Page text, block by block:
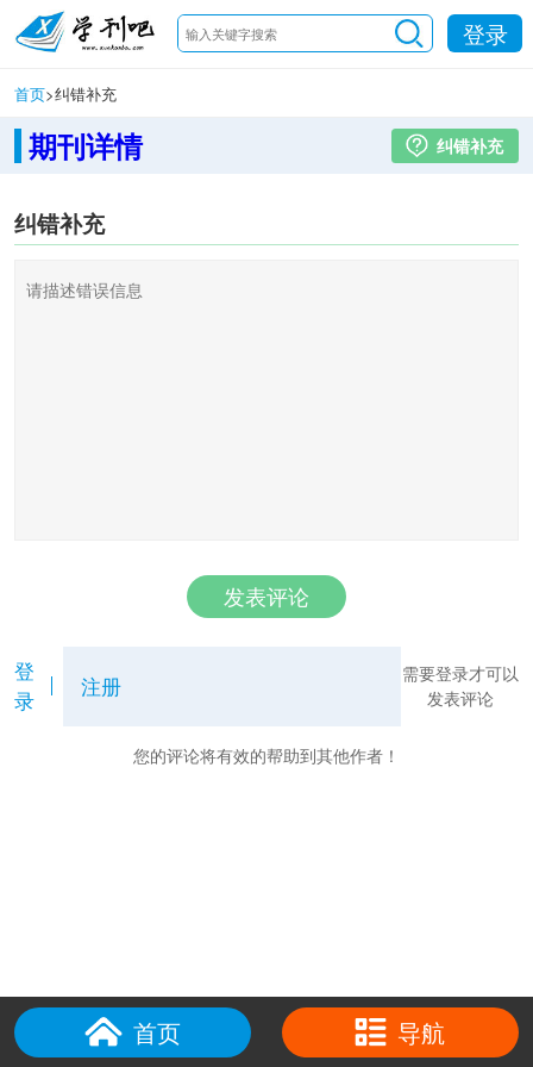
登录
首页>纠错补充
期刊详情 纠错补充
纠错补充
发表评论
登
录
注册
需要登录才可以
发表评论
您的评论将有效的帮助到其他作者！
首页 导航